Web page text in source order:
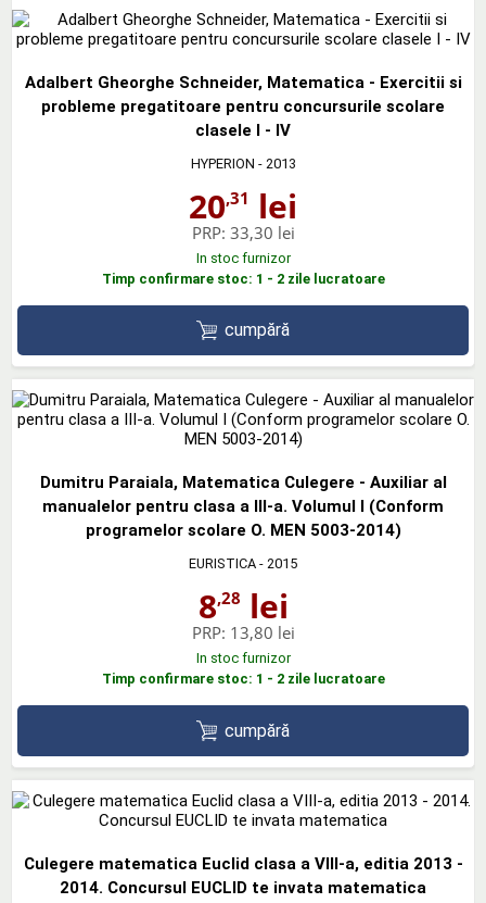
Adalbert Gheorghe Schneider, Matematica - Exercitii si
probleme pregatitoare pentru concursurile scolare
clasele I - IV
HYPERION - 2013
20,31 lei
PRP: 33,30 lei
In stoc furnizor
Timp confirmare stoc: 1 - 2 zile lucratoare
cumpără
Dumitru Paraiala, Matematica Culegere - Auxiliar al
manualelor pentru clasa a III-a. Volumul I (Conform
programelor scolare O. MEN 5003-2014)
EURISTICA - 2015
8,28 lei
PRP: 13,80 lei
In stoc furnizor
Timp confirmare stoc: 1 - 2 zile lucratoare
cumpără
Culegere matematica Euclid clasa a VIII-a, editia 2013 -
2014. Concursul EUCLID te invata matematica